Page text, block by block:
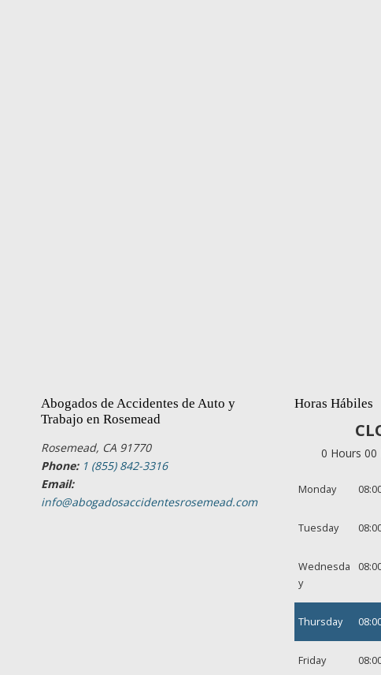
Abogados de Accidentes de Auto y
Trabajo en Rosemead
Rosemead, CA 91770
Phone: 1 (855) 842-3316
Email:
info@abogadosaccidentesrosemead.com
Horas Hábiles
0 Hours 00
Monday
Tuesday
Wednesda
y
Thursday
Friday